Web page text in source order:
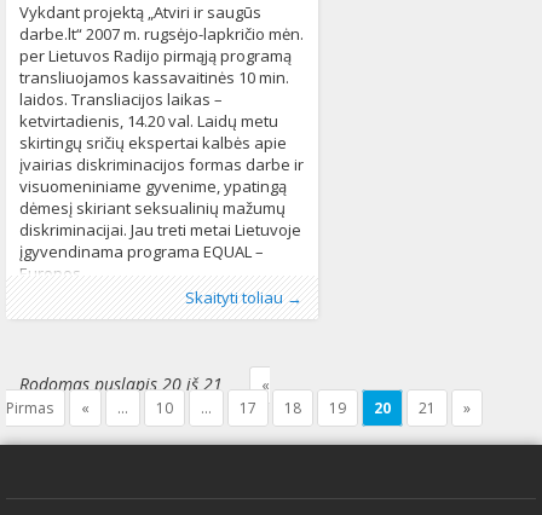
Vykdant projektą „Atviri ir saugūs
darbe.lt“ 2007 m. rugsėjo-lapkričio mėn.
per Lietuvos Radijo pirmąją programą
transliuojamos kassavaitinės 10 min.
laidos. Transliacijos laikas –
ketvirtadienis, 14.20 val. Laidų metu
skirtingų sričių ekspertai kalbės apie
įvairias diskriminacijos formas darbe ir
visuomeniniame gyvenime, ypatingą
dėmesį skiriant seksualinių mažumų
diskriminacijai. Jau treti metai Lietuvoje
įgyvendinama programa EQUAL –
Europos
Skaityti toliau →
Publikavo:LGL, LGL
Kategorijos:LGL152
Žymos:Atviri ir saugūs darbe,diskriminacija,
EQUAL,Europos Sąjunga,laida,projektas691
Rodomas puslapis 20 iš 21
«
Pirmas
« ... 10 ... 17 18 19 20 21 »